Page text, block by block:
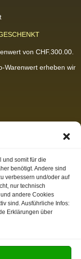
und somit für die
benötigt. Andere sind
verbessern und/oder auf
nur technisch
andere Cookies
sind. Ausführliche Infos:
Erklärungen über
von CHF.300.00.
Warenwert erheben wir